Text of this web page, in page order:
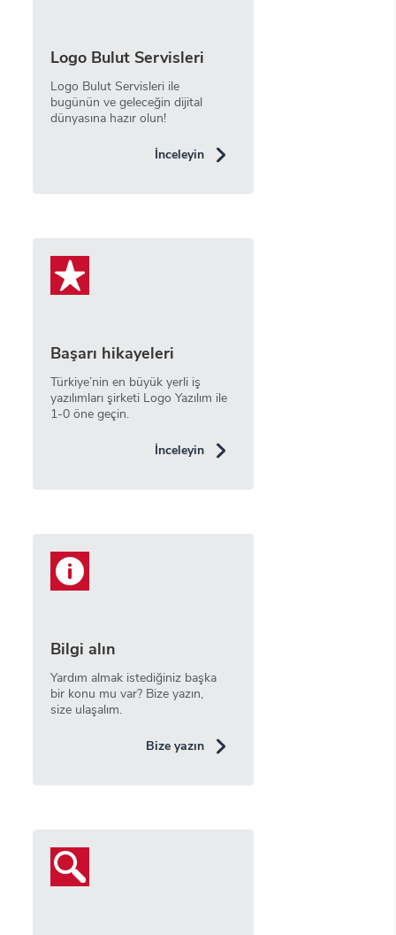
Logo Bulut Servisleri
Logo Bulut Servisleri ile
bugünün ve geleceğin dijital
dünyasına hazır olun!
İnceleyin
Başarı hikayeleri
Türkiye’nin en büyük yerli iş
yazılımları şirketi Logo Yazılım ile
1-0 öne geçin.
İnceleyin
Bilgi alın
Yardım almak istediğiniz başka
bir konu mu var? Bize yazın,
size ulaşalım.
Bize yazın